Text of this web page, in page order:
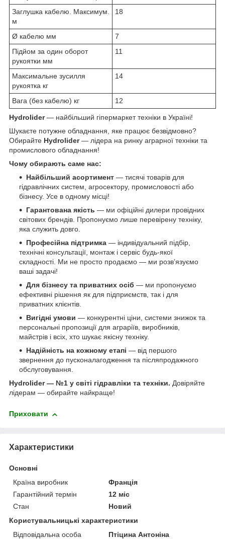
Заглушка кабелю. Максимум.
м
18
Ø кабелю мм
7
Підйом за один оборот
рукоятки мм
11
Максимальне зусилля
рукоятка кг
14
Вага (без кабелю) кг 12
Hydrolider— найбільший гіпермаркет техніки в Україні!
Шукаєте потужне обладнання, яке працює безвідмовно?
Обирайте Hydrolider— лідера на ринку аграрної техніки та
промислового обладнання!
Чому обирають саме нас:
Найбільший асортимент — тисячі товарів для
гідравлічних систем, агросектору, промисловості або
бізнесу. Усе в одному місці!
Гарантована якість — ми офіційні дилери провідних
світових брендів. Пропонуємо лише перевірену техніку,
яка служить довго.
Професійна підтримка — індивідуальний підбір,
технічні консультації, монтаж і сервіс будь-якої
складності. Ми не просто продаємо — ми розв’язуємо
ваші задачі!
Для бізнесу та приватних осіб — ми пропонуємо
ефективні рішення як для підприємств, так і для
приватних клієнтів.
Вигідні умови — конкурентні ціни, системи знижок та
персональні пропозиції для аграріїв, виробників,
майстрів і всіх, хто шукає якісну техніку.
Надійність на кожному етапі — від першого
звернення до пусконалагодження та післяпродажного
обслуговування.
Hydrolider — №1 у світі гідравліки та техніки. Довіряйте
лідерам — обирайте найкраще!
Приховати
Характеристики
Основні
Країна виробник
Франція
Гарантійний термін
12 міс
Стан
Новий
Користувальницькі характеристики
Відповідальна особа
Птіцина Антоніна